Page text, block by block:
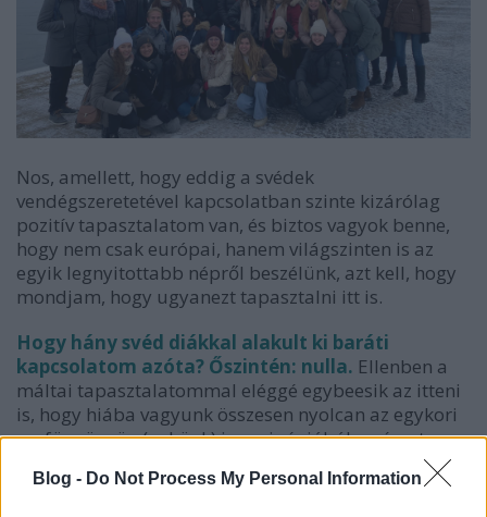
Blog - Do Not Process My Personal Information
Nos, amellett, hogy eddig a svédek
vendégszeretetével kapcsolatban szinte kizárólag
pozitív tapasztalatom van, és biztos vagyok benne,
hogy nem csak európai, hanem világszinten is az
egyik legnyitottabb népről beszélünk, azt kell, hogy
mondjam, hogy ugyanezt tapasztalni itt is.
Hogy hány svéd diákkal alakult ki baráti
kapcsolatom azóta? Őszintén: nulla. Ellenben a
máltai tapasztalatommal eléggé egybeesik az itteni
is, hogy hiába vagyunk összesen nyolcan az egykori
vasfüggönyön (nekünk) inneni régióból a német,
holland és francia diákok tengerében, azért csak
megtaláljuk egymást elég könnyen.